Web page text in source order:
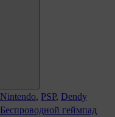
Nintendo, PSP, Dendy
Беспроводной геймпад